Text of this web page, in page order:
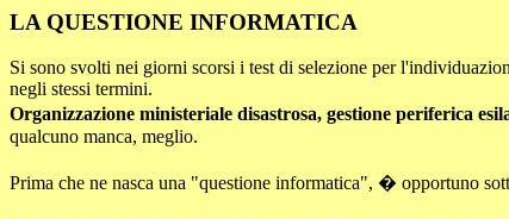
LA QUESTIONE INFORMATICA
Si sono svolti nei giorni scorsi i test di selezione per
negli stessi termini.
Organizzazione ministeriale disastrosa, gestione periferica
qualcuno manca, meglio.
Prima che ne nasca una "questione informatica", � opportuno